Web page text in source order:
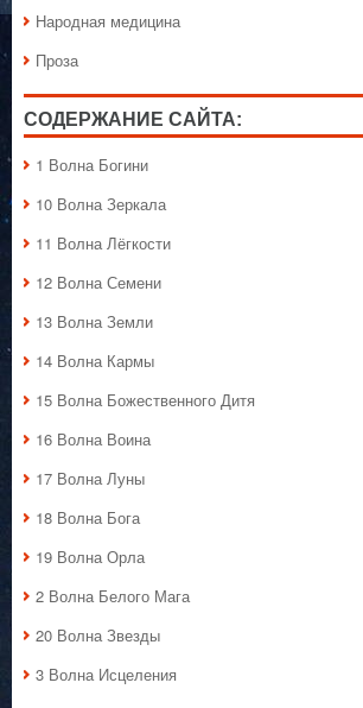
Народная медицина
Проза
СОДЕРЖАНИЕ САЙТА:
1 Волна Богини
10 Волна Зеркала
11 Волна Лёгкости
12 Волна Семени
13 Волна Земли
14 Волна Кармы
15 Волна Божественного Дитя
16 Волна Воина
17 Волна Луны
18 Волна Бога
19 Волна Орла
2 Волна Белого Мага
20 Волна Звезды
3 Волна Исцеления